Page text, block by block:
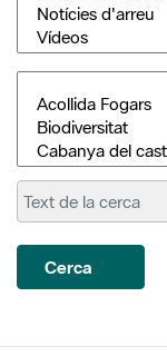
Cerca